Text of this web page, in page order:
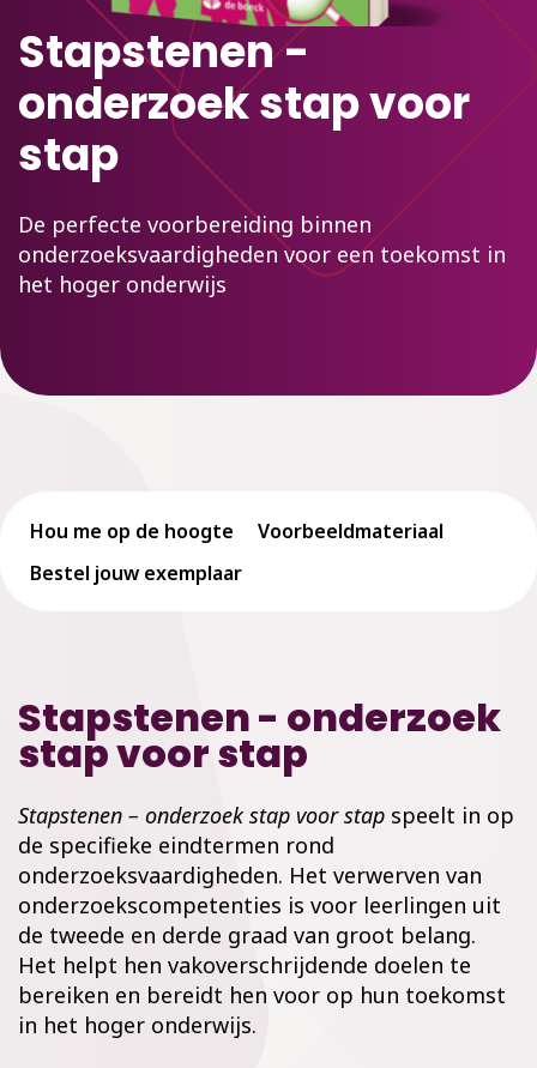
Stapstenen -
onderzoek stap voor
stap
De perfecte voorbereiding binnen
onderzoeksvaardigheden voor een toekomst in
het hoger onderwijs
Hou me op de hoogte
Voorbeeldmateriaal
Bestel jouw exemplaar
Stapstenen - onderzoek
stap voor stap
Stapstenen – onderzoek stap voor stap speelt in op
de specifieke eindtermen rond
onderzoeksvaardigheden. Het verwerven van
onderzoekscompetenties is voor leerlingen uit
de tweede en derde graad van groot belang.
Het helpt hen vakoverschrijdende doelen te
bereiken en bereidt hen voor op hun toekomst
in het hoger onderwijs.